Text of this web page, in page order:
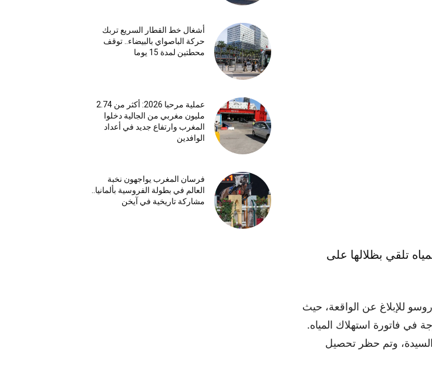
أشغال خط القطار السريع تربك
حركة الباصواي بالبيضاء.. توقف
محطتين لمدة 15 يوما
عملية مرحبا 2026: أكثر من 2.74
مليون مغربي من الجالية دخلوا
المغرب وارتفاع جديد في أعداد
الوافدين
فرسان المغرب يواجهون نخبة
العالم في بطولة الفروسية بألمانيا..
مشاركة تاريخية في آيخن
تلقي بظلالها على
للإبلاغ عن الواقعة، حيث
في فاتورة استهلاك المياه.
وتم حظر تحصيل